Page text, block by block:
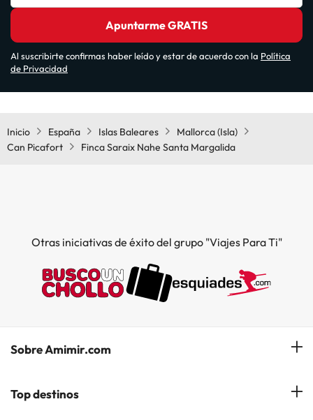
Apuntarme GRATIS
Al suscribirte confirmas haber leído y estar de acuerdo con la Política
de Privacidad
Inicio España Islas Baleares
Mallorca (Isla)
Can Picafort
Finca Saraix Nahe Santa Margalida
Otras iniciativas de éxito del grupo "Viajes Para Ti"
Sobre Amimir.com
¿Quiénes somos?
Top destinos